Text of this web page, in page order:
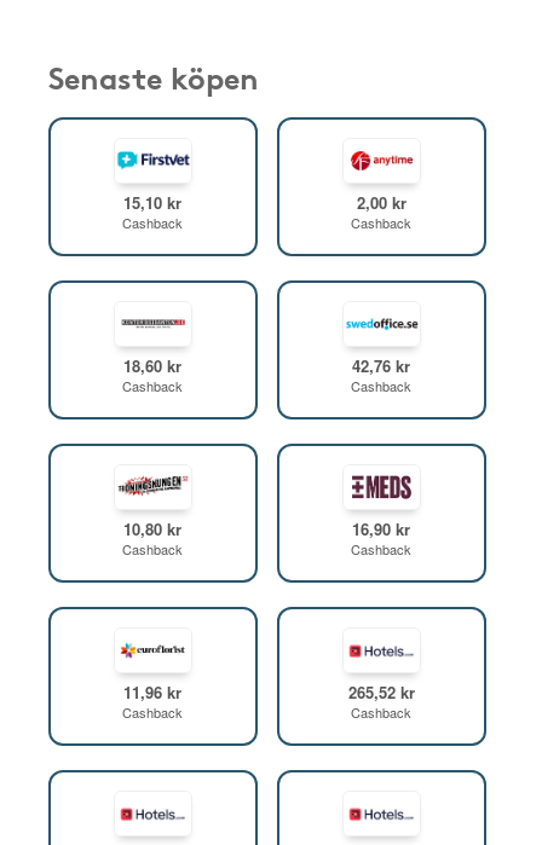
Senaste köpen
15,10 kr
Cashback
2,00 kr
Cashback
18,60 kr
Cashback
42,76 kr
Cashback
10,80 kr
Cashback
16,90 kr
Cashback
11,96 kr
Cashback
265,52 kr
Cashback